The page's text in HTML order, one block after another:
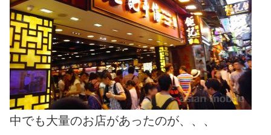
中でも大量のお店があったのが、、、